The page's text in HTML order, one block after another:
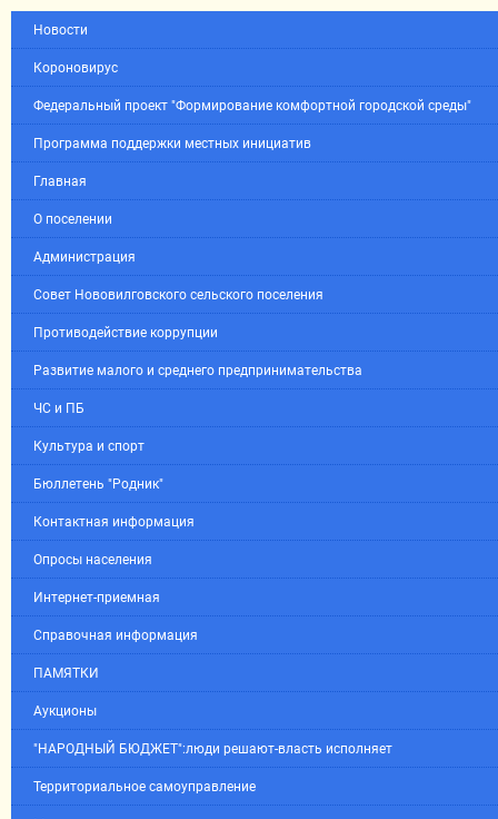
Новости
Короновирус
Федеральный проект "Формирование комфортной городской среды"
Программа поддержки местных инициатив
Главная
О поселении
Администрация
Совет Нововилговского сельского поселения
Противодействие коррупции
Развитие малого и среднего предпринимательства
ЧС и ПБ
Культура и спорт
Бюллетень "Родник"
Контактная информация
Опросы населения
Интернет-приемная
Справочная информация
ПАМЯТКИ
Аукционы
"НАРОДНЫЙ БЮДЖЕТ":люди решают-власть исполняет
Территориальное самоуправление